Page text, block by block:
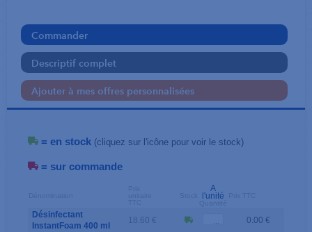
Commander
Descriptif complet
Ajouter à mes offres personnalisées
= en stock (cliquez sur l'icône pour voir le stock)
= sur commande
A
l'unité
Désinfectant
InstantFoam 400 ml
18.60 € 0.00 €